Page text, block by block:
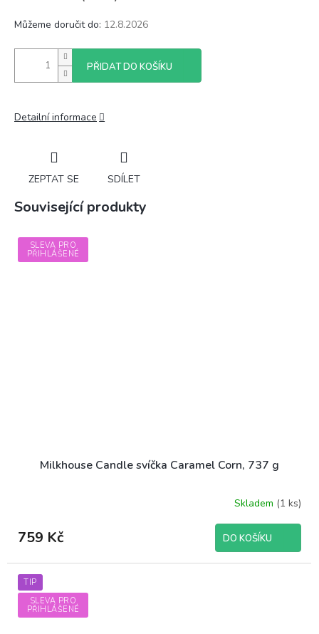
Můžeme doručit do: 12.8.2026
PŘIDAT DO KOŠÍKU
Detailní informace
ZEPTAT SE SDÍLET
Související produkty
SLEVA PRO
PŘIHLÁŠENÉ
Milkhouse Candle svíčka Caramel Corn, 737 g
Skladem (1 ks)
759 Kč DO KOŠÍKU
TIP
SLEVA PRO
PŘIHLÁŠENÉ